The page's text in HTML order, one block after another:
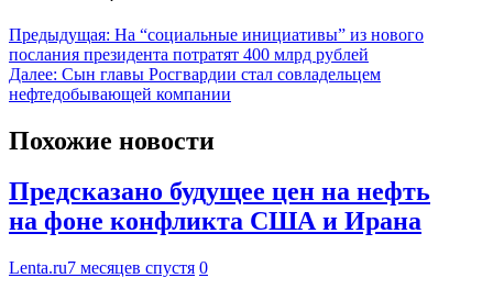
Предыдущая: На “социальные инициативы” из нового
послания президента потратят 400 млрд рублей
Далее: Сын главы Росгвардии стал совладельцем
нефтедобывающей компании
Похожие новости
Предсказано будущее цен на нефть
на фоне конфликта США и Ирана
Lenta.ru7 месяцев спустя 0